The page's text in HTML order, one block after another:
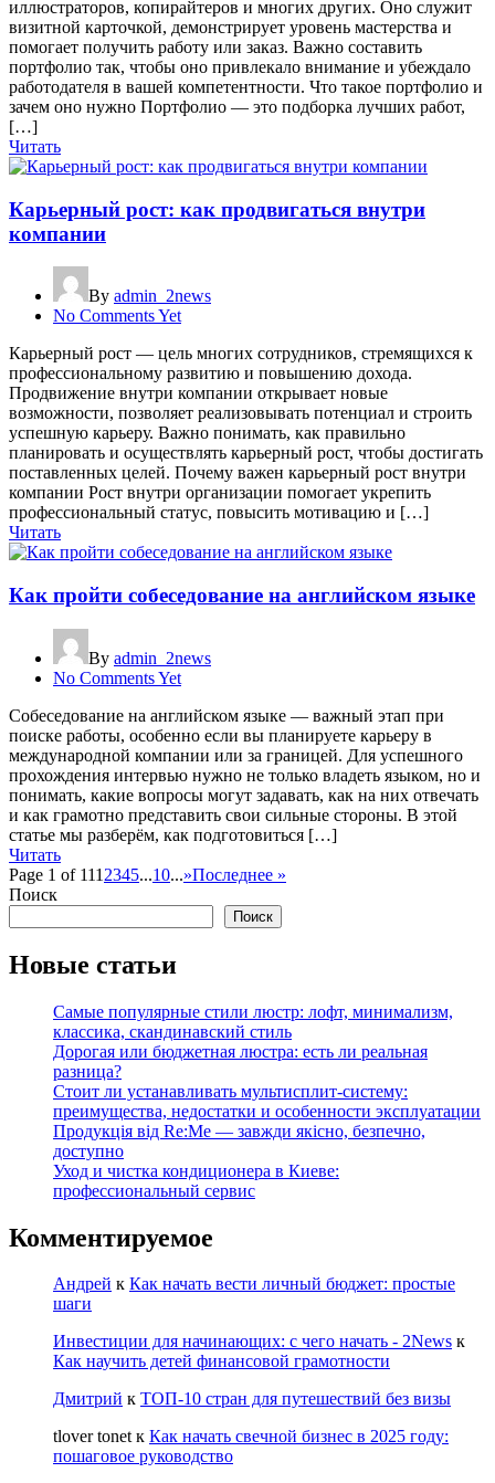
иллюстраторов, копирайтеров и многих других. Оно служит
визитной карточкой, демонстрирует уровень мастерства и
помогает получить работу или заказ. Важно составить
портфолио так, чтобы оно привлекало внимание и убеждало
работодателя в вашей компетентности. Что такое портфолио и
зачем оно нужно Портфолио — это подборка лучших работ,
[…]
Читать
Карьерный рост: как продвигаться внутри
компании
By admin_2news
No Comments Yet
Карьерный рост — цель многих сотрудников, стремящихся к
профессиональному развитию и повышению дохода.
Продвижение внутри компании открывает новые
возможности, позволяет реализовывать потенциал и строить
успешную карьеру. Важно понимать, как правильно
планировать и осуществлять карьерный рост, чтобы достигать
поставленных целей. Почему важен карьерный рост внутри
компании Рост внутри организации помогает укрепить
профессиональный статус, повысить мотивацию и […]
Читать
Как пройти собеседование на английском языке
By admin_2news
No Comments Yet
Собеседование на английском языке — важный этап при
поиске работы, особенно если вы планируете карьеру в
международной компании или за границей. Для успешного
прохождения интервью нужно не только владеть языком, но и
понимать, какие вопросы могут задавать, как на них отвечать
и как грамотно представить свои сильные стороны. В этой
статье мы разберём, как подготовиться […]
Читать
Page 1 of 111 2345...10...»Последнее »
Поиск
Поиск
Новые статьи
Самые популярные стили люстр: лофт, минимализм,
классика, скандинавский стиль
Дорогая или бюджетная люстра: есть ли реальная
разница?
Стоит ли устанавливать мультисплит-систему:
преимущества, недостатки и особенности эксплуатации
Продукція від Re:Me — завжди якісно, безпечно,
доступно
Уход и чистка кондиционера в Киеве:
профессиональный сервис
Комментируемое
Андрей к Как начать вести личный бюджет: простые
шаги
Инвестиции для начинающих: с чего начать - 2News к
Как научить детей финансовой грамотности
Дмитрий к ТОП-10 стран для путешествий без визы
tlover tonetк Как начать свечной бизнес в 2025 году:
пошаговое руководство